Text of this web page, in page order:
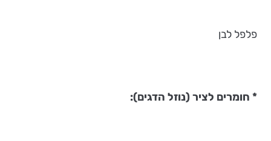
פלפל לבן
* חומרים לציר (נוזל הדגים):